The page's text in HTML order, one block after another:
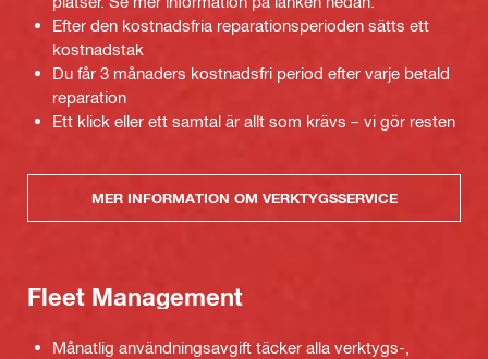
Efter den kostnadsfria reparationsperioden sätts ett
kostnadstak
Du får 3 månaders kostnadsfri period efter varje betald
reparation
Ett klick eller ett samtal är allt som krävs – vi gör resten
MER INFORMATION OM VERKTYGSSERVICE
Fleet Management
Månatlig användningsavgift täcker alla verktygs-,